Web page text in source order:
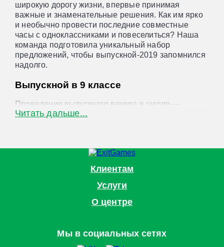
широкую дорогу жизни, впервые принимая
важные и знаменательные решения. Как им ярко
и необычно провести последние совместные
часы с одноклассниками и повеселиться? Наша
команда подготовила уникальный набор
предложений, чтобы выпускной-2019 запомнился
надолго.
Выпускной в 9 классе
Проведение выпускного вечера в школе —
мероприятие важное и ответственное. На плечи
развлечений, которые приведут в восторг любого
школьника. Итак, где отметить выпускной в 9
классе, и главное — как?
Прятки в темноте,
Читать дальше...
Клиентам
Услуги
О центре
Мы в социальных сетях